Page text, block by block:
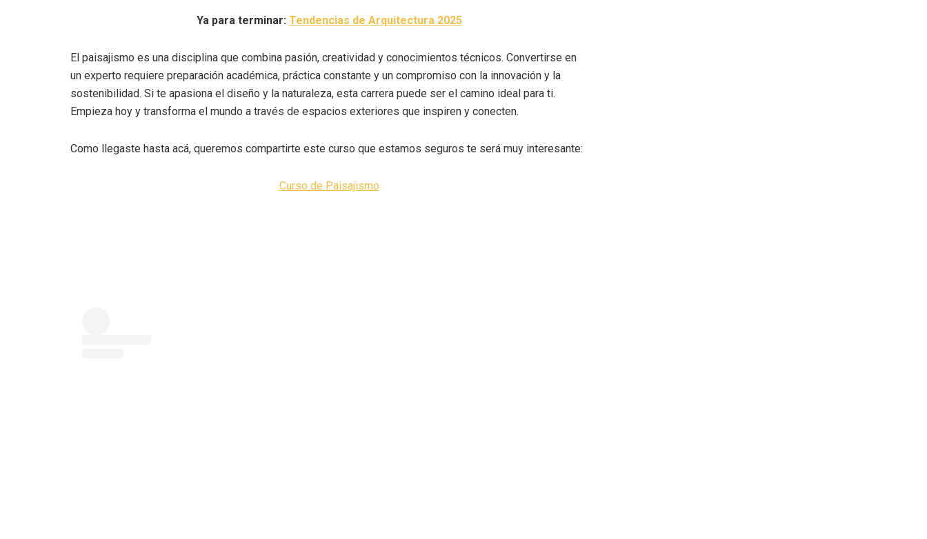
Ya para terminar: Tendencias de Arquitectura 2025
El paisajismo es una disciplina que combina pasión, creatividad y conocimientos técnicos. Convertirse en
un experto requiere preparación académica, práctica constante y un compromiso con la innovación y la
sostenibilidad. Si te apasiona el diseño y la naturaleza, esta carrera puede ser el camino ideal para ti.
Empieza hoy y transforma el mundo a través de espacios exteriores que inspiren y conecten.
Como llegaste hasta acá, queremos compartirte este curso que estamos seguros te será muy interesante:
Curso de Paisajismo